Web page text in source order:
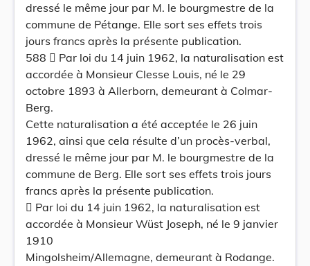
dressé le même jour par M. le bourgmestre de la
commune de Pétange. Elle sort ses effets trois
jours francs après la présente publication.
588  Par loi du 14 juin 1962, la naturalisation est
accordée à Monsieur Clesse Louis, né le 29
octobre 1893 à Allerborn, demeurant à Colmar-
Berg.
Cette naturalisation a été acceptée le 26 juin
1962, ainsi que cela résulte d’un procès-verbal,
dressé le même jour par M. le bourgmestre de la
commune de Berg. Elle sort ses effets trois jours
francs après la présente publication.
 Par loi du 14 juin 1962, la naturalisation est
accordée à Monsieur Wüst Joseph, né le 9 janvier
1910
Mingolsheim/Allemagne, demeurant à Rodange.